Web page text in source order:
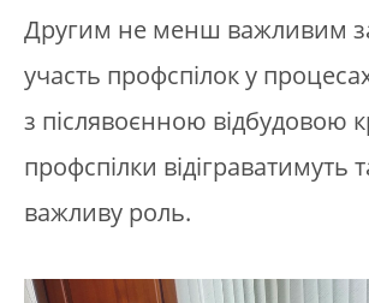
Другим не менш важливим
участь профспілок у
з післявоєнною відбудовою
профспілки відіграватимуть
важливу роль.